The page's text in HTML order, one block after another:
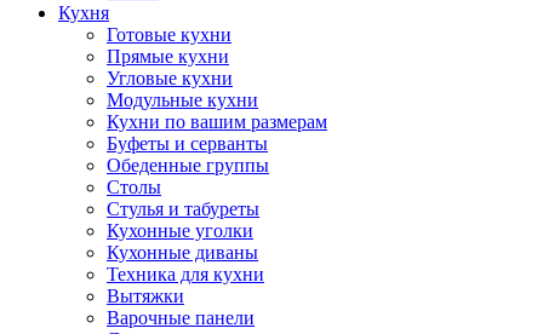
Кухня
Готовые кухни
Прямые кухни
Угловые кухни
Модульные кухни
Кухни по вашим размерам
Буфеты и серванты
Обеденные группы
Столы
Стулья и табуреты
Кухонные уголки
Кухонные диваны
Техника для кухни
Вытяжки
Варочные панели